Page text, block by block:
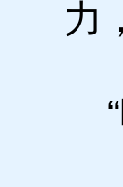
力
“